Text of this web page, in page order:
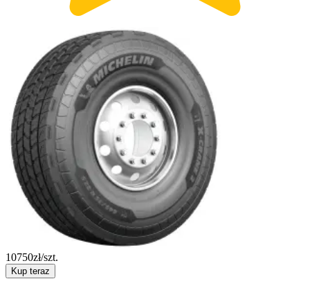
10750zł/szt.
Kup teraz